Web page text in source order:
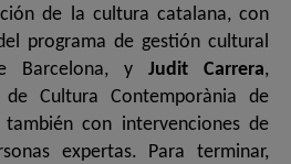
de la cultura catalana, con
programa de gestión cultural
Barcelona, y Judit Carrera,
Cultura Contemporània de
también con intervenciones de
expertas. Para terminar,